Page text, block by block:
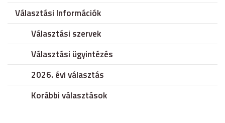
Választási Információk
Választási szervek
Választási ügyintézés
2026. évi választás
Korábbi választások